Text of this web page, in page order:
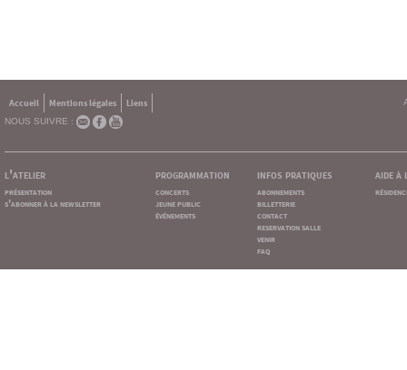
Accueil Mentions légales
Liens
NOUS SUIVRE :
l'atelier
présentation
s'abonner à la newsletter
programmation
concerts
jeune public
événements
infos pratiques
abonnements
billetterie
contact
reservation salle
venir
faq
aide